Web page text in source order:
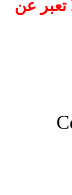
تعبر عن